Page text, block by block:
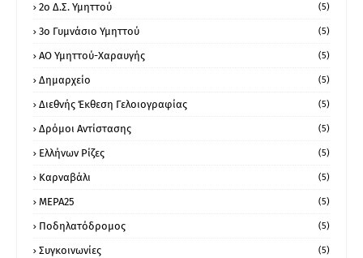
2ο Δ.Σ. Υμηττού (5)
3ο Γυμνάσιο Υμηττού (5)
ΑΟ Υμηττού-Χαραυγής (5)
Δημαρχείο (5)
Διεθνής Έκθεση Γελοιογραφίας (5)
Δρόμοι Αντίστασης (5)
Ελλήνων Ρίζες (5)
Καρναβάλι (5)
ΜΕΡΑ25 (5)
Ποδηλατόδρομος (5)
Συγκοινωνίες (5)